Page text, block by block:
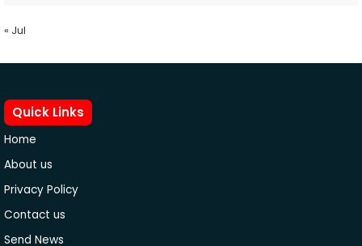
« Jul
Quick Links
Home
About us
Privacy Policy
Contact us
Send News